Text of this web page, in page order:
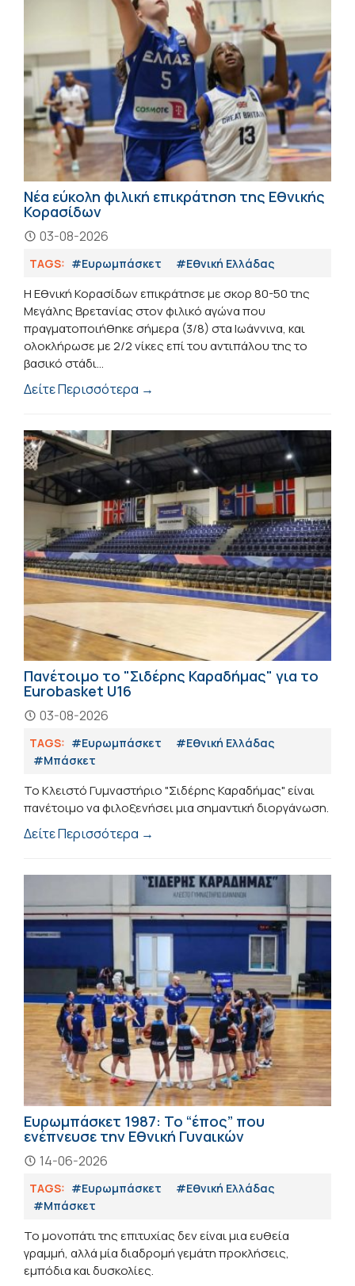
Νέα εύκολη φιλική επικράτηση της Εθνικής
Κορασίδων
03-08-2026
TAGS: #Ευρωμπάσκετ #Εθνική Ελλάδας
Η Εθνική Κορασίδων επικράτησε με σκορ 80-50 της
Μεγάλης Βρετανίας στον φιλικό αγώνα που
πραγματοποιήθηκε σήμερα (3/8) στα Ιωάννινα, και
ολοκλήρωσε με 2/2 νίκες επί του αντιπάλου της το
βασικό στάδι...
Δείτε Περισσότερα →
Πανέτοιμο το "Σιδέρης Καραδήμας" για το
Eurobasket U16
03-08-2026
TAGS: #Ευρωμπάσκετ
#Εθνική Ελλάδας
#Μπάσκετ
Το Κλειστό Γυμναστήριο "Σιδέρης Καραδήμας" είναι
πανέτοιμο να φιλοξενήσει μια σημαντική διοργάνωση.
Δείτε Περισσότερα →
Ευρωμπάσκετ 1987: Το “έπος” που
ενέπνευσε την Εθνική Γυναικών
14-06-2026
TAGS: #Ευρωμπάσκετ
#Εθνική Ελλάδας
#Μπάσκετ
Το μονοπάτι της επιτυχίας δεν είναι μια ευθεία
γραμμή, αλλά μία διαδρομή γεμάτη προκλήσεις,
εμπόδια και δυσκολίες.